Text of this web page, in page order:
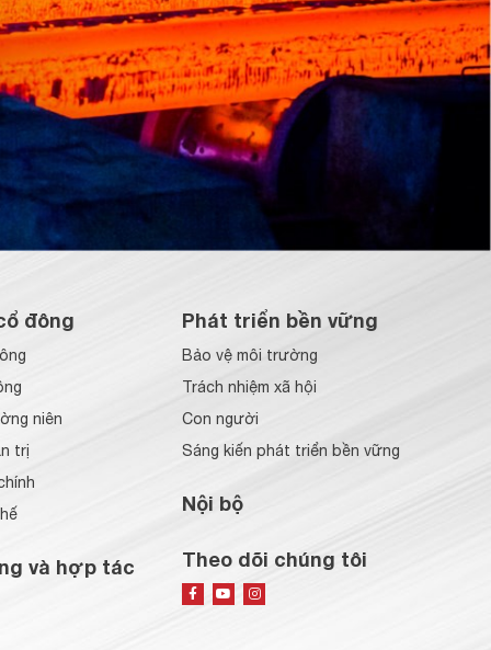
đông
niên
trị
và hợp tác
Phát triển bền vững
Bảo vệ môi trường
Trách nhiệm xã hội
Con người
Sáng kiến phát triển bền vững
Nội bộ
Theo dõi chúng tôi